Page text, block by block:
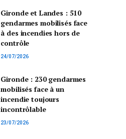
Gironde et Landes : 510
gendarmes mobilisés face
à des incendies hors de
contrôle
24/07/2026
Gironde : 230 gendarmes
mobilisés face à un
incendie toujours
incontrôlable
23/07/2026